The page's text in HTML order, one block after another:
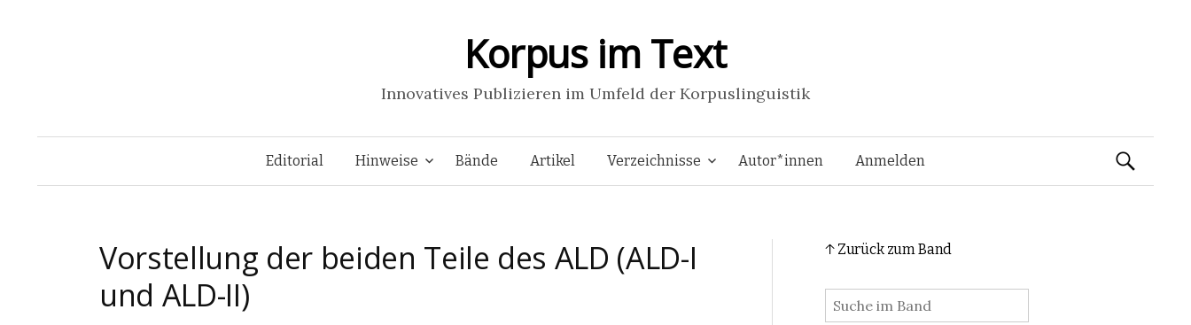
Korpus im Text
Innovatives Publizieren im Umfeld der Korpuslinguistik
Springe
Inhalt
Editorial Hinweise Bände Artikel Verzeichnisse Autor*innen Anmelden Suchen
Vorstellung der beiden Teile des ALD (ALD-I
und ALD-II)
↑ Zurück zum Band
: